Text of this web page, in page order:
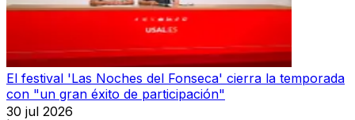
El festival 'Las Noches del Fonseca' cierra la temporada
con "un gran éxito de participación"
30 jul 2026